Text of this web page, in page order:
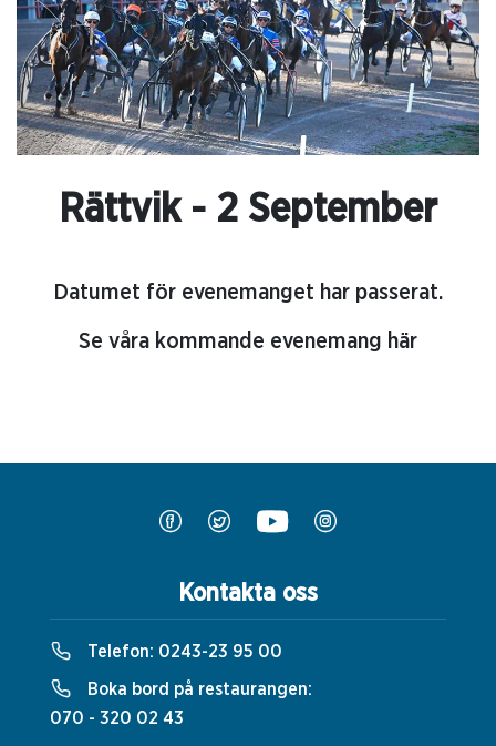
Rättvik - 2 September
Datumet för evenemanget har passerat.
Se våra kommande evenemang här
Kontakta oss
Telefon: 0243-23 95 00
Boka bord på restaurangen:
070 - 320 02 43